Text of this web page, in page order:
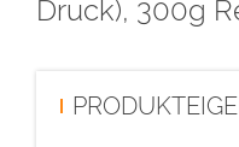
Druck), 300g